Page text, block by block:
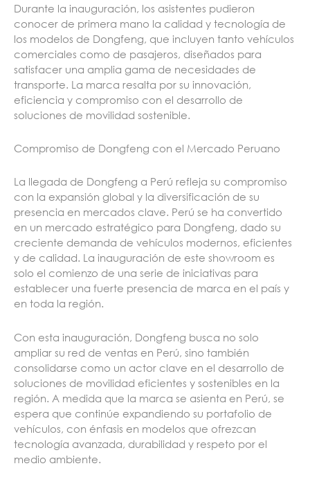
Durante la inauguración, los asistentes pudieron
conocer de primera mano la calidad y tecnología de
los modelos de Dongfeng, que incluyen tanto vehículos
comerciales como de pasajeros, diseñados para
satisfacer una amplia gama de necesidades de
transporte. La marca resalta por su innovación,
eficiencia y compromiso con el desarrollo de
soluciones de movilidad sostenible.
Compromiso de Dongfeng con el Mercado Peruano
La llegada de Dongfeng a Perú refleja su compromiso
con la expansión global y la diversificación de su
presencia en mercados clave. Perú se ha convertido
en un mercado estratégico para Dongfeng, dado su
creciente demanda de vehículos modernos, eficientes
y de calidad. La inauguración de este showroom es
solo el comienzo de una serie de iniciativas para
establecer una fuerte presencia de marca en el país y
en toda la región.
Con esta inauguración, Dongfeng busca no solo
ampliar su red de ventas en Perú, sino también
consolidarse como un actor clave en el desarrollo de
soluciones de movilidad eficientes y sostenibles en la
región. A medida que la marca se asienta en Perú, se
espera que continúe expandiendo su portafolio de
vehículos, con énfasis en modelos que ofrezcan
tecnología avanzada, durabilidad y respeto por el
medio ambiente.